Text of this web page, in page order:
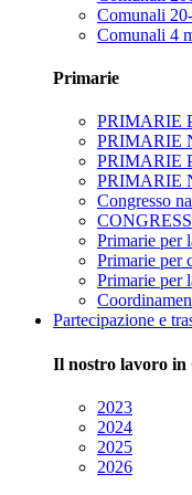
Comunali
Comunali 4
Primarie
PRIMARIE
PRIMARIE
PRIMARIE
PRIMARIE
Congresso
Primarie per
Primarie per
Primarie per
Partecipazione e
Il nostro lavoro in
2023
2024
2025
2026